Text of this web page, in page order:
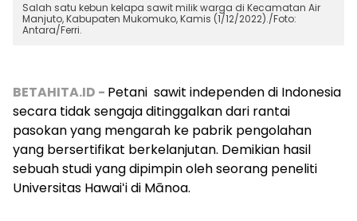
Salah satu kebun kelapa sawit milik warga di Kecamatan Air
Manjuto, Kabupaten Mukomuko, Kamis (1/12/2022)./Foto:
Antara/Ferri.
BETAHITA.ID - Petani sawit independen di Indonesia
secara tidak sengaja ditinggalkan dari rantai
pasokan yang mengarah ke pabrik pengolahan
yang bersertifikat berkelanjutan. Demikian hasil
sebuah studi yang dipimpin oleh seorang peneliti
Universitas Hawaiʻi di Mānoa.